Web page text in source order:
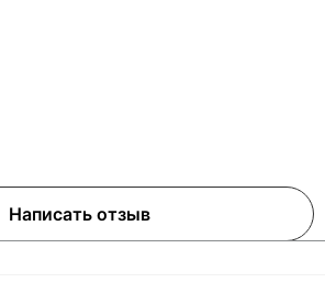
Написать отзыв